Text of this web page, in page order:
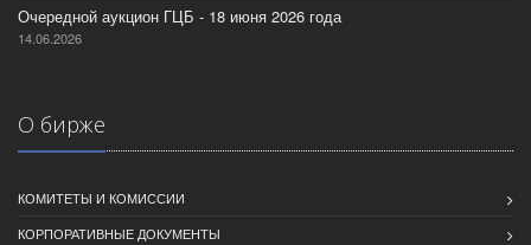
Очередной аукцион ГЦБ - 18 июня 2026 года
14.06.2026
О бирже
КОМИТЕТЫ И КОМИССИИ
КОРПОРАТИВНЫЕ ДОКУМЕНТЫ